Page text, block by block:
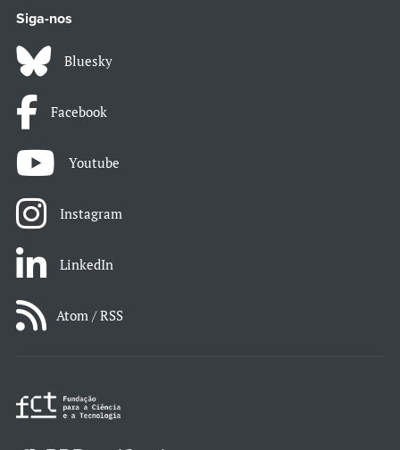
Siga-nos
Bluesky
Facebook
Youtube
Instagram
LinkedIn
Atom / RSS